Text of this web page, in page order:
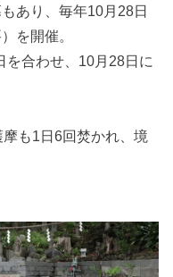
あり、毎年10月28日
を開催。
を合わせ、10月28日に
も1日6回焚かれ、境